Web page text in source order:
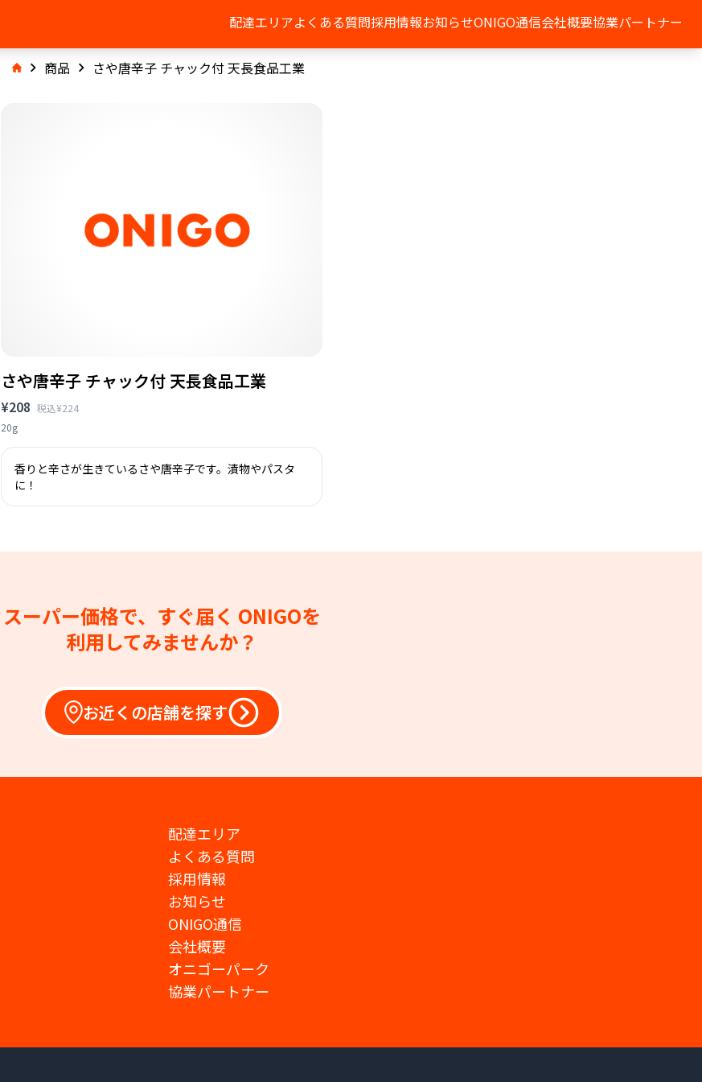
配達エリアよくある質問採用情報お知らせONIGO通信会社概要協業パートナー
商品 さや唐辛子 チャック付 天長食品工業
さや唐辛子 チャック付 天長食品工業
¥208 税込¥224
20g
香りと辛さが生きているさや唐辛子です。漬物やパスタ
に！
スーパー価格で、すぐ届く ONIGOを
利用してみませんか？
お近くの店舗を探す
配達エリア
よくある質問
採用情報
お知らせ
ONIGO通信
会社概要
オニゴーパーク
協業パートナー